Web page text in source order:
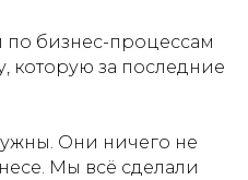
бизнес-процессам
которую за последние
Они ничего не
Мы всё сделали